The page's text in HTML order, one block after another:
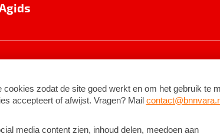
©2026BNNVARA